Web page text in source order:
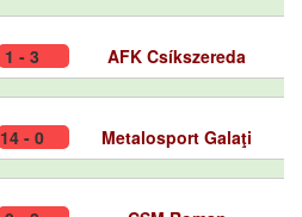
1 - 3 AFK Csíkszereda
14 - 0 Metalosport Galaţi